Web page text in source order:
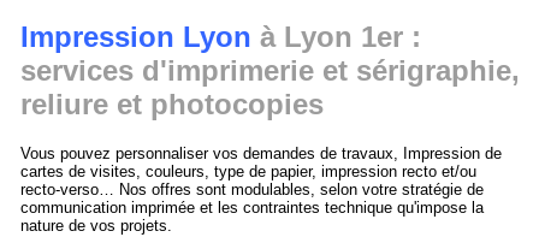
Impression Lyon à Lyon 1er :
services d'imprimerie et sérigraphie,
reliure et photocopies
Vous pouvez personnaliser vos demandes de travaux, Impression de
cartes de visites, couleurs, type de papier, impression recto et/ou
recto-verso… Nos offres sont modulables, selon votre stratégie de
communication imprimée et les contraintes technique qu'impose la
nature de vos projets.